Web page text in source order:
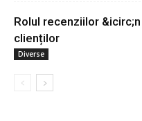
Rolul recenziilor
clienților
Diverse